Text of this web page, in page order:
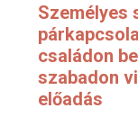
Személyes
családon
szabadon
előadás